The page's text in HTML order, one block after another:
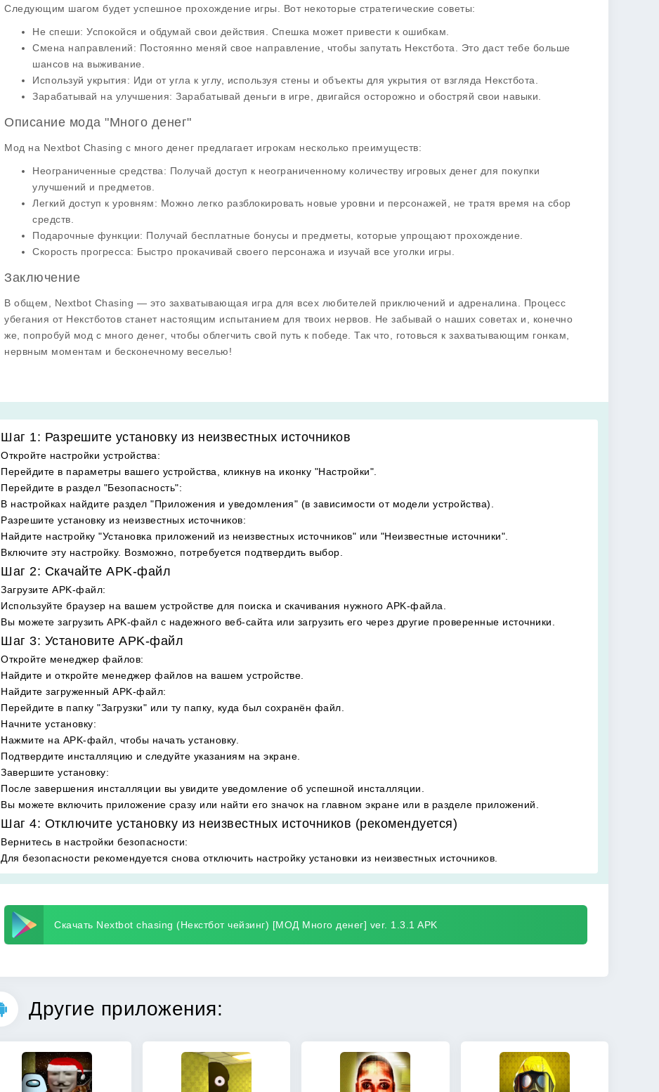
Следующим шагом будет успешное прохождение игры. Вот некоторые стратегические советы:
Не спеши: Успокойся и обдумай свои действия. Спешка может привести к ошибкам.
Смена направлений: Постоянно меняй свое направление, чтобы запутать Некстбота. Это даст тебе больше
шансов на выживание.
Используй укрытия: Иди от угла к углу, используя стены и объекты для укрытия от взгляда Некстбота.
Зарабатывай на улучшения: Зарабатывай деньги в игре, двигайся осторожно и обостряй свои навыки.
Описание мода "Много денег"
Мод на Nextbot Chasing с много денег предлагает игрокам несколько преимуществ:
Неограниченные средства: Получай доступ к неограниченному количеству игровых денег для покупки
улучшений и предметов.
Легкий доступ к уровням: Можно легко разблокировать новые уровни и персонажей, не тратя время на сбор
средств.
Подарочные функции: Получай бесплатные бонусы и предметы, которые упрощают прохождение.
Скорость прогресса: Быстро прокачивай своего персонажа и изучай все уголки игры.
Заключение
В общем, Nextbot Chasing — это захватывающая игра для всех любителей приключений и адреналина. Процесс
убегания от Некстботов станет настоящим испытанием для твоих нервов. Не забывай о наших советах и, конечно
же, попробуй мод с много денег , чтобы облегчить свой путь к победе. Так что, готовься к захватывающим гонкам,
нервным моментам и бесконечному веселью!
Шаг 1: Разрешите установку из неизвестных источников
Откройте настройки устройства:
Перейдите в параметры вашего устройства, кликнув на иконку "Настройки".
Перейдите в раздел "Безопасность":
В настройках найдите раздел "Приложения и уведомления" (в зависимости от модели устройства).
Разрешите установку из неизвестных источников:
Найдите настройку "Установка приложений из неизвестных источников" или "Неизвестные источники".
Включите эту настройку. Возможно, потребуется подтвердить выбор.
Шаг 2: Скачайте APK-файл
Загрузите APK-файл:
Используйте браузер на вашем устройстве для поиска и скачивания нужного APK-файла.
Вы можете загрузить APK-файл с надежного веб-сайта или загрузить его через другие проверенные источники.
Шаг 3: Установите APK-файл
Откройте менеджер файлов:
Найдите и откройте менеджер файлов на вашем устройстве.
Найдите загруженный APK-файл:
Перейдите в папку "Загрузки" или ту папку, куда был сохранён файл.
Начните установку:
Нажмите на APK-файл, чтобы начать установку.
Подтвердите инсталляцию и следуйте указаниям на экране.
Завершите установку:
После завершения инсталляции вы увидите уведомление об успешной инсталляции.
Вы можете включить приложение сразу или найти его значок на главном экране или в разделе приложений.
Шаг 4: Отключите установку из неизвестных источников (рекомендуется)
Вернитесь в настройки безопасности:
Для безопасности рекомендуется снова отключить настройку установки из неизвестных источников.
Скачать Nextbot chasing (Некстбот чейзинг) [МОД Много денег] ver. 1.3.1 APK
Другие приложения: